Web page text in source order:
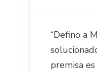
“Defino a
premisa